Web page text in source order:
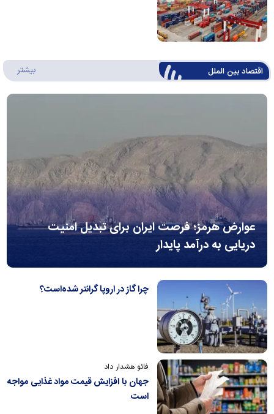
اقتصاد بین الملل بیشتر
عوارض هرمز؛ فرصت ایران برای تبدیل امنیت
دریایی به درآمد پایدار
چرا گاز در اروپا گرانتر شده‌است؟
فائو هشدار داد
جهان با افزایش قیمت مواد غذایی مواجه
است